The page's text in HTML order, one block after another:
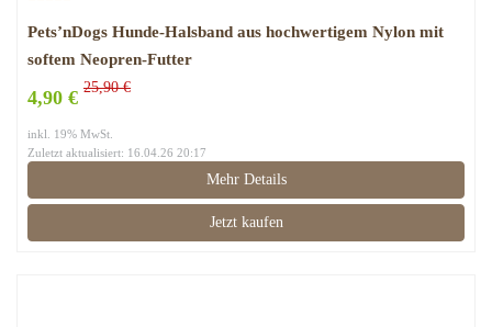
Pets’nDogs Hunde-Halsband aus hochwertigem Nylon mit
softem Neopren-Futter
4,90 € 25,90 €
inkl. 19% MwSt.
Zuletzt aktualisiert: 16.04.26 20:17
Mehr Details
Jetzt kaufen